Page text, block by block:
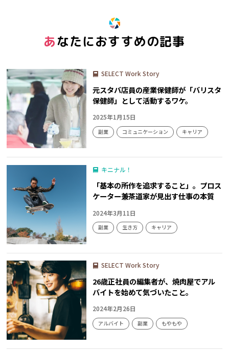
あなたにおすすめの記事
SELECT Work Story
元スタバ店員の産業保健師が「バリスタ
保健師」として活動するワケ。
2025年1月15日
副業 コミュニケーション キャリア
キニナル！
「基本の所作を追求すること」。プロス
ケーター兼茶道家が見出す仕事の本質
2024年3月11日
副業 生き方 キャリア
SELECT Work Story
26歳正社員の編集者が、焼肉屋でアル
バイトを始めて気づいたこと。
2024年2月26日
アルバイト 副業 もやもや